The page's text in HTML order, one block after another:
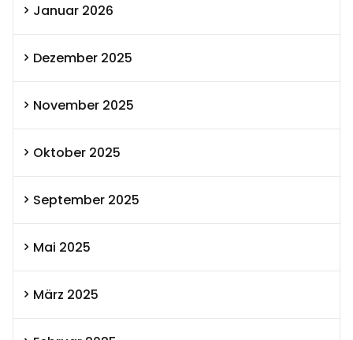
Januar 2026
Dezember 2025
November 2025
Oktober 2025
September 2025
Mai 2025
März 2025